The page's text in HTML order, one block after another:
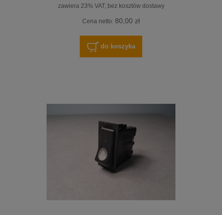
zawiera 23% VAT, bez kosztów dostawy
Cena netto: 80,00 zł
do koszyka